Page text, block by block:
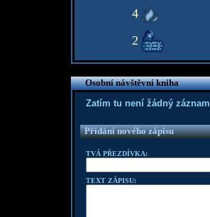
4
2
Osobní návštěvní kniha
Zatím tu není žádný záznam
Přidání nového zápisu
TVÁ PŘEZDÍVKA:
TEXT ZÁPISU: